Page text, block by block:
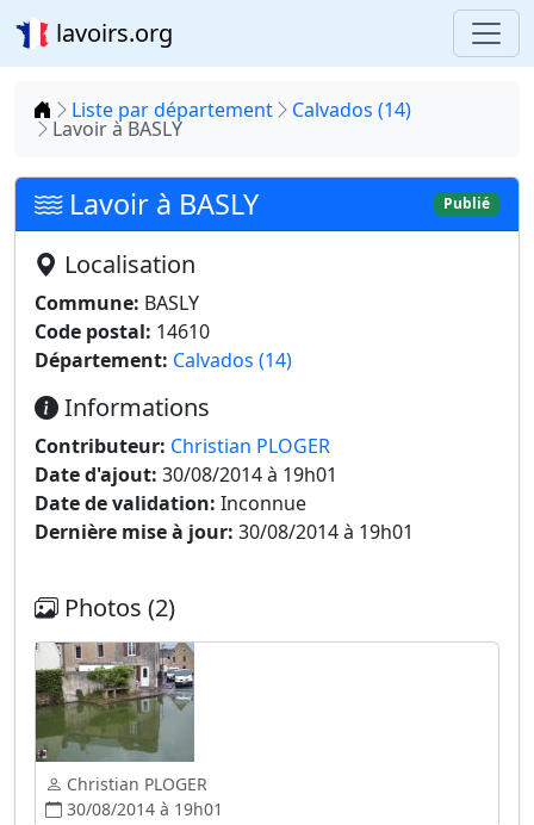
lavoirs.org
Accueil
Liste par département Calvados (14)
Lavoir à BASLY
Lavoir à BASLY Publié
Localisation
Commune: BASLY
Code postal: 14610
Département: Calvados (14)
Informations
Contributeur: Christian PLOGER
Date d'ajout: 30/08/2014 à 19h01
Date de validation: Inconnue
Dernière mise à jour: 30/08/2014 à 19h01
Photos (2)
Christian PLOGER
30/08/2014 à 19h01